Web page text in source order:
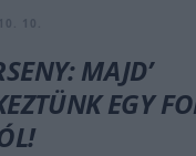
MAJD’
EGY